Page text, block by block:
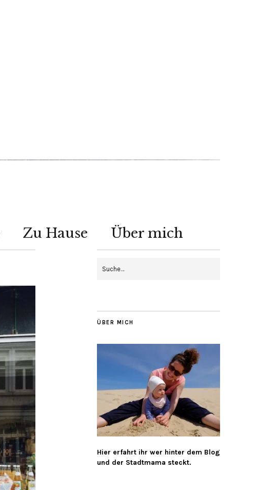
Zu Hause Über mich
ÜBER MICH
Hier erfahrt ihr wer hinter dem Blog
und der Stadtmama steckt.